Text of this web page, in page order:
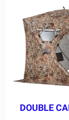
DOUBLE